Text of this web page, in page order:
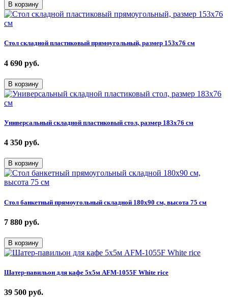
В корзину
Стол складной пластиковый прямоугольный, размер 153х76 см
4 690 руб.
В корзину
Универсальный складной пластиковый стол, размер 183х76 см
4 350 руб.
В корзину
Стол банкетный прямоугольный складной 180х90 см, высота 75 см
7 880 руб.
В корзину
Шатер-павильон для кафе 5х5м AFM-1055F White rice
39 500 руб.